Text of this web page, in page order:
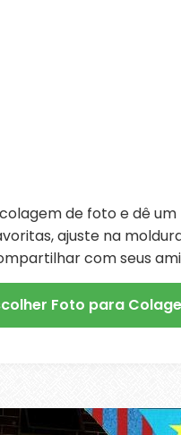
de foto e dê um
ajuste na
com seus
Foto para